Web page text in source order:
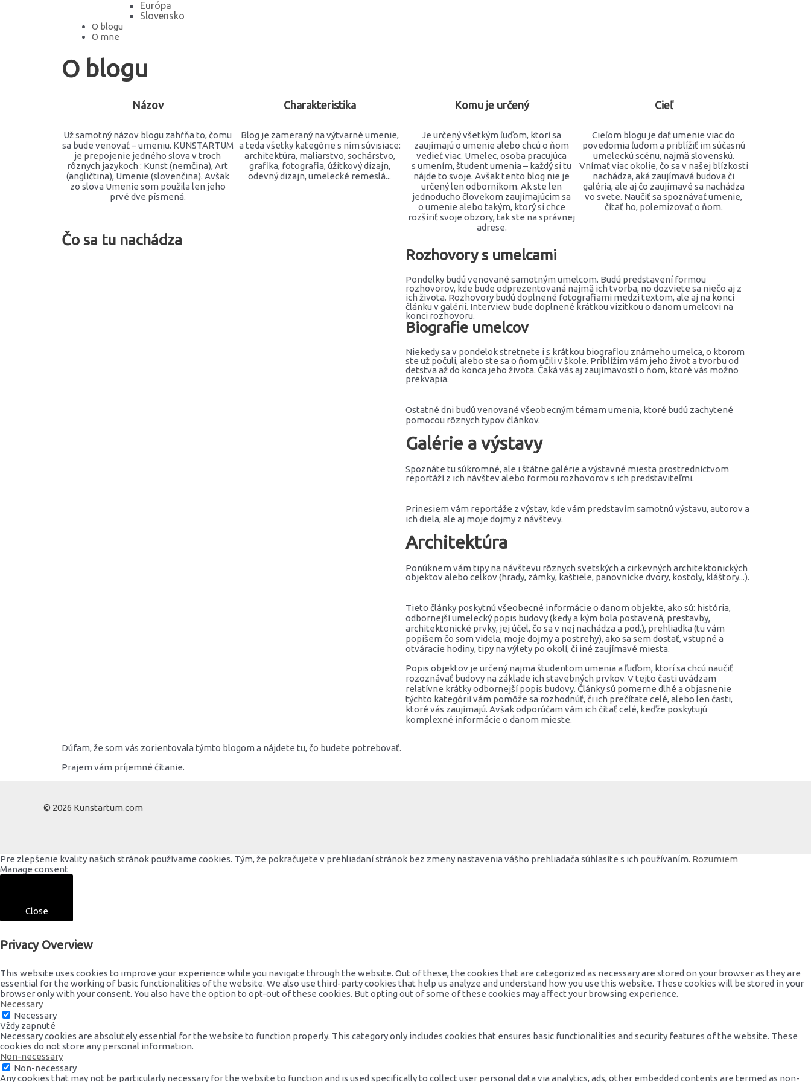
Európa
Slovensko
O blogu
O mne
O blogu
Názov
Už samotný názov blogu zahŕňa to, čomu
sa bude venovať – umeniu. KUNSTARTUM
je prepojenie jedného slova v troch
rôznych jazykoch : Kunst (nemčina), Art
(angličtina), Umenie (slovenčina). Avšak
zo slova Umenie som použila len jeho
prvé dve písmená.
Charakteristika
Blog je zameraný na výtvarné umenie,
a teda všetky kategórie s ním súvisiace:
architektúra, maliarstvo, sochárstvo,
grafika, fotografia, úžitkový dizajn,
odevný dizajn, umelecké remeslá...
Komu je určený
Je určený všetkým ľuďom, ktorí sa
zaujímajú o umenie alebo chcú o ňom
vedieť viac. Umelec, osoba pracujúca
s umením, študent umenia – každý si tu
nájde to svoje. Avšak tento blog nie je
určený len odborníkom. Ak ste len
jednoducho človekom zaujímajúcim sa
o umenie alebo takým, ktorý si chce
rozšíriť svoje obzory, tak ste na správnej
adrese.
Cieľ
Cieľom blogu je dať umenie viac do
povedomia ľuďom a priblížiť im súčasnú
umeleckú scénu, najmä slovenskú.
Vnímať viac okolie, čo sa v našej blízkosti
nachádza, aká zaujímavá budova či
galéria, ale aj čo zaujímavé sa nachádza
vo svete. Naučiť sa spoznávať umenie,
čítať ho, polemizovať o ňom.
Čo sa tu nachádza
Rozhovory s umelcami
Pondelky budú venované samotným umelcom. Budú predstavení formou
rozhovorov, kde bude odprezentovaná najmä ich tvorba, no dozviete sa niečo aj z
ich života. Rozhovory budú doplnené fotografiami medzi textom, ale aj na konci
článku v galérií. Interview bude doplnené krátkou vizitkou o danom umelcovi na
konci rozhovoru.
Biografie umelcov
Niekedy sa v pondelok stretnete i s krátkou biografiou známeho umelca, o ktorom
ste už počuli, alebo ste sa o ňom učili v škole. Priblížim vám jeho život a tvorbu od
detstva až do konca jeho života. Čaká vás aj zaujímavostí o ňom, ktoré vás možno
prekvapia.
Ostatné dni budú venované všeobecným témam umenia, ktoré budú zachytené
pomocou rôznych typov článkov.
Galérie a výstavy
Spoznáte tu súkromné, ale i štátne galérie a výstavné miesta prostredníctvom
reportáží z ich návštev alebo formou rozhovorov s ich predstaviteľmi.
Prinesiem vám reportáže z výstav, kde vám predstavím samotnú výstavu, autorov a
ich diela, ale aj moje dojmy z návštevy.
Architektúra
Ponúknem vám tipy na návštevu rôznych svetských a cirkevných architektonických
objektov alebo celkov (hrady, zámky, kaštiele, panovnícke dvory, kostoly, kláštory...).
Tieto články poskytnú všeobecné informácie o danom objekte, ako sú: história,
odbornejší umelecký popis budovy (kedy a kým bola postavená, prestavby,
architektonické prvky, jej účel, čo sa v nej nachádza a pod.), prehliadka (tu vám
popíšem čo som videla, moje dojmy a postrehy), ako sa sem dostať, vstupné a
otváracie hodiny, tipy na výlety po okolí, či iné zaujímavé miesta.
Popis objektov je určený najmä študentom umenia a ľuďom, ktorí sa chcú naučiť
rozoznávať budovy na základe ich stavebných prvkov. V tejto časti uvádzam
relatívne krátky odbornejší popis budovy. Články sú pomerne dlhé a objasnenie
týchto kategórií vám pomôže sa rozhodnúť, či ich prečítate celé, alebo len časti,
ktoré vás zaujímajú. Avšak odporúčam vám ich čítať celé, keďže poskytujú
komplexné informácie o danom mieste.
Dúfam, že som vás zorientovala týmto blogom a nájdete tu, čo budete potrebovať.
Prajem vám príjemné čítanie.
© 2026 Kunstartum.com
Pre zlepšenie kvality našich stránok používame cookies. Tým, že pokračujete v prehliadaní stránok bez zmeny nastavenia vášho prehliadača súhlasíte s ich používaním. Rozumiem
Manage consent
Close
Privacy Overview
This website uses cookies to improve your experience while you navigate through the website. Out of these, the cookies that are categorized as necessary are stored on your browser as they are
essential for the working of basic functionalities of the website. We also use third-party cookies that help us analyze and understand how you use this website. These cookies will be stored in your
browser only with your consent. You also have the option to opt-out of these cookies. But opting out of some of these cookies may affect your browsing experience.
Necessary
Necessary
Vždy zapnuté
Necessary cookies are absolutely essential for the website to function properly. This category only includes cookies that ensures basic functionalities and security features of the website. These
cookies do not store any personal information.
Non-necessary
Non-necessary
Any cookies that may not be particularly necessary for the website to function and is used specifically to collect user personal data via analytics, ads, other embedded contents are termed as non-